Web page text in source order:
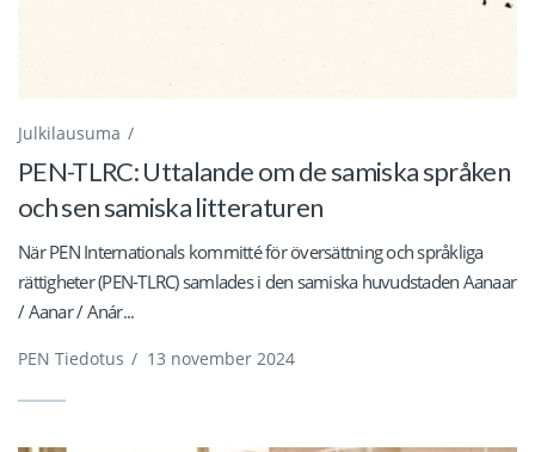
Julkilausuma
PEN-TLRC: Uttalande om de samiska språken
och sen samiska litteraturen
När PEN Internationals kommitté för översättning och språkliga
rättigheter (PEN-TLRC) samlades i den samiska huvudstaden Aanaar
/ Aanar / Anár...
PEN Tiedotus / 13 november 2024